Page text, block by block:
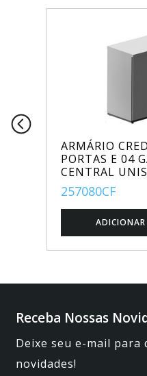
ARMÁRIO
PORTAS E 04
CENTRAL
257080CF
Receba Nossas
Deixe seu e-mail para
novidades!